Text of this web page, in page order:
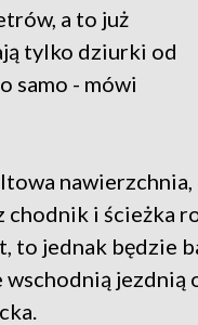
a to już
tylko dziurki od
samo - mówi
nawierzchnia,
i ścieżka
jednak będzie
wschodnią